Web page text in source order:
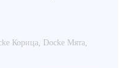
Корица, Docke Мята,